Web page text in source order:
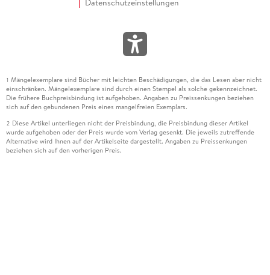
Datenschutzeinstellungen
1 Mängelexemplare sind Bücher mit leichten Beschädigungen, die das Lesen aber nicht
einschränken. Mängelexemplare sind durch einen Stempel als solche gekennzeichnet.
Die frühere Buchpreisbindung ist aufgehoben. Angaben zu Preissenkungen beziehen
sich auf den gebundenen Preis eines mangelfreien Exemplars.
2 Diese Artikel unterliegen nicht der Preisbindung, die Preisbindung dieser Artikel
wurde aufgehoben oder der Preis wurde vom Verlag gesenkt. Die jeweils zutreffende
Alternative wird Ihnen auf der Artikelseite dargestellt. Angaben zu Preissenkungen
beziehen sich auf den vorherigen Preis.